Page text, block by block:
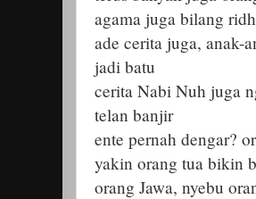
agama juga bilang
ade cerita juga, anak-
jadi batu
cerita Nabi Nuh juga
telan banjir
ente pernah dengar?
yakin orang tua bikin
orang Jawa, nyebu